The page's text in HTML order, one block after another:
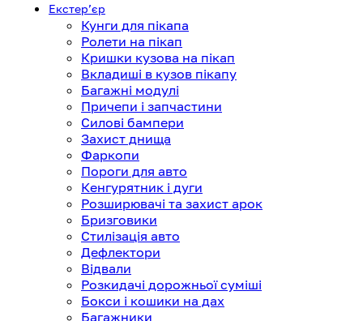
Екстерʼєр
Кунги для пікапа
Ролети на пікап
Кришки кузова на пікап
Вкладиші в кузов пікапу
Багажні модулі
Причепи і запчастини
Силові бампери
Захист днища
Фаркопи
Пороги для авто
Кенгурятник і дуги
Розширювачі та захист арок
Бризговики
Стилізація авто
Дефлектори
Відвали
Розкидачі дорожньої суміші
Бокси і кошики на дах
Багажники